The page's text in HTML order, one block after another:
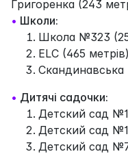
Григоренка (243
• Школи:
Школа №323
ELC (465 метрів)
Скандинавська
• Дитячі садочки:
Детский сад
Детский сад
Детский сад